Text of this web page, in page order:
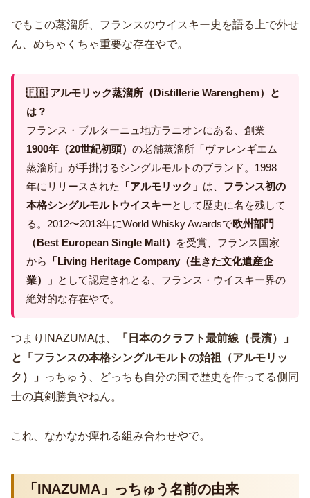
でもこの蒸溜所、フランスのウイスキー史を語る上で外せ
ん、めちゃくちゃ重要な存在やで。
🇫🇷 アルモリック蒸溜所（Distillerie Warenghem）と
は？
フランス・ブルターニュ地方ラニオンにある、創業
1900年（20世紀初頭） の老舗蒸溜所「ヴァレンギエム
蒸溜所」が手掛けるシングルモルトのブランド。1998
年にリリースされた
「アルモリック」 は、 フランス初の
本格シングルモルトウイスキーとして歴史に名を残して
る。2012〜2013年にWorld Whisky Awardsで欧州部門
（Best European Single Malt）
を受賞、フランス国家
から
「Living Heritage Company（生きた文化遺産企
業）」 として認定されとる、フランス・ウイスキー界の
絶対的な存在やで。
つまりINAZUMAは、
「日本のクラフト最前線（長濱）」
と「フランスの本格シングルモルトの始祖（アルモリッ
ク）」 っちゅう、どっちも自分の国で歴史を作ってる側同
士の真剣勝負やねん。
これ、なかなか痺れる組み合わせやで。
「INAZUMA」っちゅう名前の由来